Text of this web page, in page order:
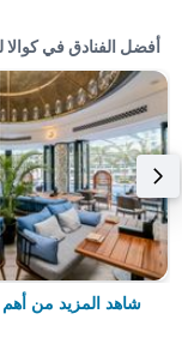
أفضل الفنادق في كوالا
شاهد المزيد من أهم